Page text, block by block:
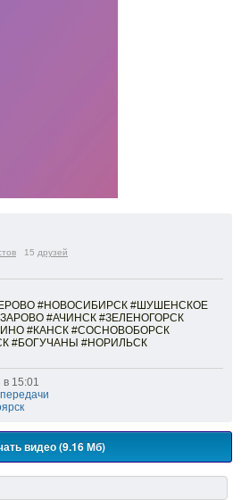
15 друзей
#НОВОСИБИРСК #ШУШЕНСКОЕ
#АЧИНСК #ЗЕЛЕНОГОРСК
#КАНСК #СОСНОВОБОРСК
#БОГУЧАНЫ #НОРИЛЬСК
15:01
видео (9.16 Мб)